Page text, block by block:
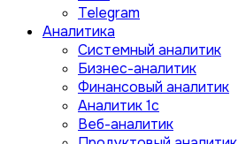
Telegram
Аналитика
Системный аналитик
Бизнес-аналитик
Финансовый аналитик
Aналитик 1с
Веб-аналитик